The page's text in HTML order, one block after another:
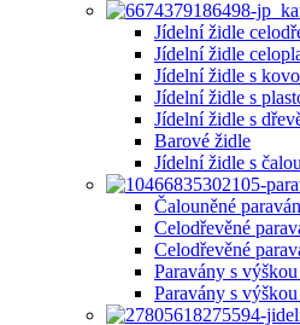
Jídelní židle
Jídelní židle
Jídelní židle s
Jídelní židle s
Jídelní židle s
Barové židle
Jídelní židle s
Čalouněné
Celodřevěné
Celodřevěné
Paravány s
Paravány s